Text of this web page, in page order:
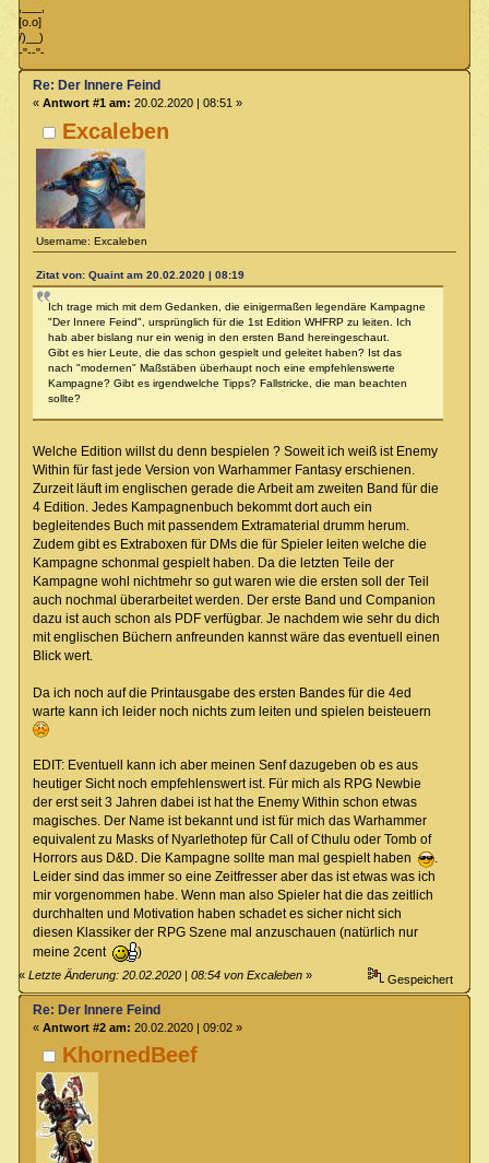
[o.o]
/)__)
-"--"-
Excaleben
Username: Excaleben
Re: Der Innere Feind
« Antwort #1 am: 20.02.2020 | 08:51 »
Zitat von: Quaint am 20.02.2020 | 08:19
Ich trage mich mit dem Gedanken, die einigermaßen legendäre Kampagne
"Der Innere Feind", ursprünglich für die 1st Edition WHFRP zu leiten. Ich
hab aber bislang nur ein wenig in den ersten Band hereingeschaut.
Gibt es hier Leute, die das schon gespielt und geleitet haben? Ist das
nach "modernen" Maßstäben überhaupt noch eine empfehlenswerte
Kampagne? Gibt es irgendwelche Tipps? Fallstricke, die man beachten
sollte?
Welche Edition willst du denn bespielen ? Soweit ich weiß ist Enemy
Within für fast jede Version von Warhammer Fantasy erschienen.
Zurzeit läuft im englischen gerade die Arbeit am zweiten Band für die
4 Edition. Jedes Kampagnenbuch bekommt dort auch ein
begleitendes Buch mit passendem Extramaterial drumm herum.
Zudem gibt es Extraboxen für DMs die für Spieler leiten welche die
Kampagne schonmal gespielt haben. Da die letzten Teile der
Kampagne wohl nichtmehr so gut waren wie die ersten soll der Teil
auch nochmal überarbeitet werden. Der erste Band und Companion
dazu ist auch schon als PDF verfügbar. Je nachdem wie sehr du dich
mit englischen Büchern anfreunden kannst wäre das eventuell einen
Blick wert.
Da ich noch auf die Printausgabe des ersten Bandes für die 4ed
warte kann ich leider noch nichts zum leiten und spielen beisteuern
EDIT: Eventuell kann ich aber meinen Senf dazugeben ob es aus
heutiger Sicht noch empfehlenswert ist. Für mich als RPG Newbie
der erst seit 3 Jahren dabei ist hat the Enemy Within schon etwas
magisches. Der Name ist bekannt und ist für mich das Warhammer
equivalent zu Masks of Nyarlethotep für Call of Cthulu oder Tomb of
Horrors aus D&D. Die Kampagne sollte man mal gespielt haben
.
Leider sind das immer so eine Zeitfresser aber das ist etwas was ich
mir vorgenommen habe. Wenn man also Spieler hat die das zeitlich
durchhalten und Motivation haben schadet es sicher nicht sich
diesen Klassiker der RPG Szene mal anzuschauen (natürlich nur
meine 2cent
)
«Letzte Änderung: 20.02.2020 | 08:54 von Excaleben » Gespeichert
KhornedBeef
Re: Der Innere Feind
« Antwort #2 am: 20.02.2020 | 09:02 »